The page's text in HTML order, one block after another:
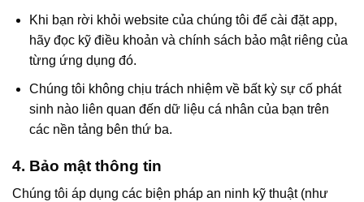
Khi bạn rời khỏi website của chúng tôi để cài đặt app,
hãy đọc kỹ điều khoản và chính sách bảo mật riêng của
từng ứng dụng đó.
Chúng tôi không chịu trách nhiệm về bất kỳ sự cố phát
sinh nào liên quan đến dữ liệu cá nhân của bạn trên
các nền tảng bên thứ ba.
4. Bảo mật thông tin
Chúng tôi áp dụng các biện pháp an ninh kỹ thuật (như